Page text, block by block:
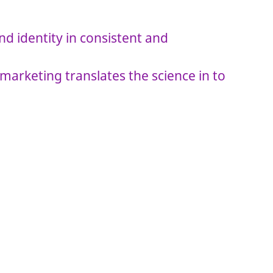
identity in consistent and
translates the science in to